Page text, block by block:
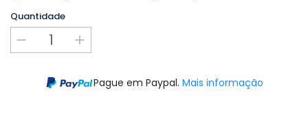
Quantidade
Pague em Paypal. Mais informação